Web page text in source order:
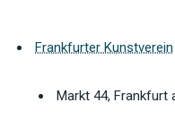
Frankfurter Kunstverein
Markt 44, Frankfurt